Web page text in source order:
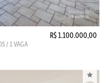
R$ 1.100.000,00
/ 1 VAGA